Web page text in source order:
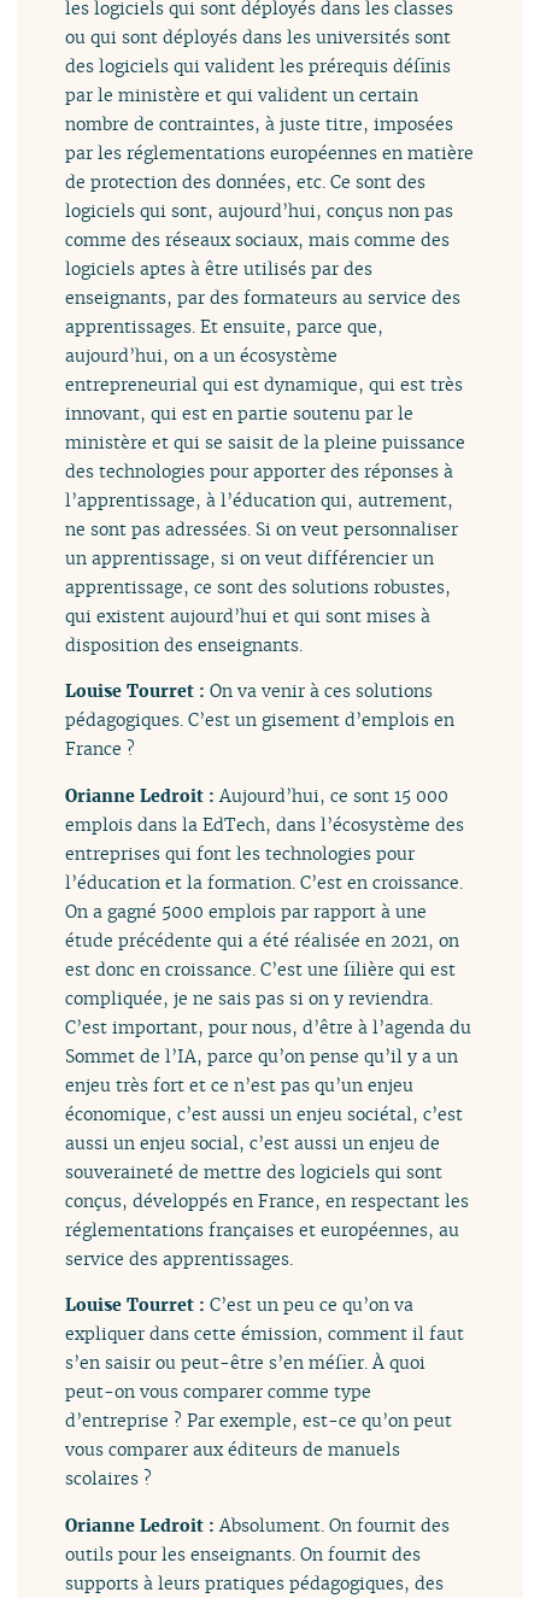
les logiciels qui sont déployés dans les classes
ou qui sont déployés dans les universités sont
des logiciels qui valident les prérequis définis
par le ministère et qui valident un certain
nombre de contraintes, à juste titre, imposées
par les réglementations européennes en matière
de protection des données, etc. Ce sont des
logiciels qui sont, aujourd’hui, conçus non pas
comme des réseaux sociaux, mais comme des
logiciels aptes à être utilisés par des
enseignants, par des formateurs au service des
apprentissages. Et ensuite, parce que,
aujourd’hui, on a un écosystème
entrepreneurial qui est dynamique, qui est très
innovant, qui est en partie soutenu par le
ministère et qui se saisit de la pleine puissance
des technologies pour apporter des réponses à
l’apprentissage, à l’éducation qui, autrement,
ne sont pas adressées. Si on veut personnaliser
un apprentissage, si on veut différencier un
apprentissage, ce sont des solutions robustes,
qui existent aujourd’hui et qui sont mises à
disposition des enseignants.
Louise Tourret :On va venir à ces solutions
pédagogiques. C’est un gisement d’emplois en
France ?
Orianne Ledroit :Aujourd’hui, ce sont 15 000
emplois dans la EdTech, dans l’écosystème des
entreprises qui font les technologies pour
l’éducation et la formation. C’est en croissance.
On a gagné 5000 emplois par rapport à une
étude précédente qui a été réalisée en 2021, on
est donc en croissance. C’est une filière qui est
compliquée, je ne sais pas si on y reviendra.
C’est important, pour nous, d’être à l’agenda du
Sommet de l’IA, parce qu’on pense qu’il y a un
enjeu très fort et ce n’est pas qu’un enjeu
économique, c’est aussi un enjeu sociétal, c’est
aussi un enjeu social, c’est aussi un enjeu de
souveraineté de mettre des logiciels qui sont
conçus, développés en France, en respectant les
réglementations françaises et européennes, au
service des apprentissages.
Louise Tourret :C’est un peu ce qu’on va
expliquer dans cette émission, comment il faut
s’en saisir ou peut-être s’en méfier. À quoi
peut-on vous comparer comme type
d’entreprise ? Par exemple, est-ce qu’on peut
vous comparer aux éditeurs de manuels
scolaires ?
Orianne Ledroit :Absolument. On fournit des
outils pour les enseignants. On fournit des
supports à leurs pratiques pédagogiques, des